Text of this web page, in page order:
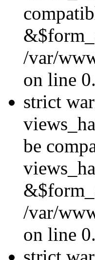
/var/
on line 0.
strict
be
/var/
on line 0.